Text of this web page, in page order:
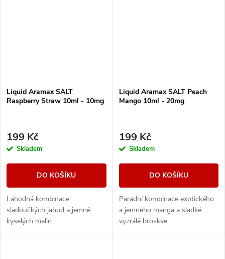
Liquid Aramax SALT
Raspberry Straw 10ml - 10mg
199 Kč
Skladem
DO KOŠÍKU
Lahodná kombinace
slaďoučkých jahod a jemně
kyselých malin.
Liquid Aramax SALT Peach
Mango 10ml - 20mg
199 Kč
Skladem
DO KOŠÍKU
Parádní kombinace exotického
a jemného manga a sladké
vyzrálé broskve.